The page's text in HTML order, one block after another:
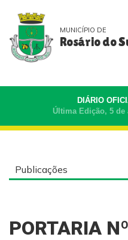
MUNICÍPIO DE
Rosário do
DIÁRIO
Última Edição, 5 de
Publicações
PORTARIA